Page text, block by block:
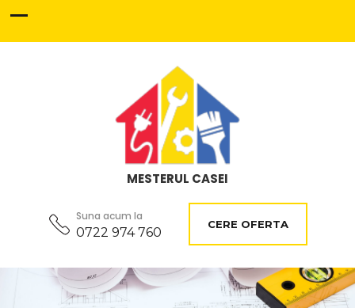
MESTERUL CASEI
Suna acum la
0722 974 760
CERE OFERTA